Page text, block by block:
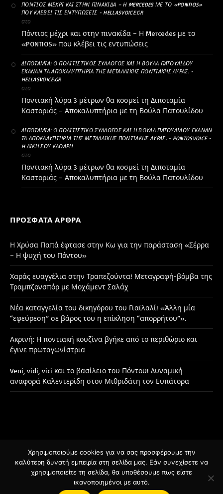
ΠΌΝΤΙΟΣ ΜΈΧΡΙ ΚΑΙ ΣΤΗΝ ΠΙΝΑΚΊΔΑ – Η MERCEDES ΜΕ ΤΟ «PONTIOS»
ΠΟΥ ΚΛΈΒΕΙ ΤΙΣ ΕΝΤΥΠΏΣΕΙΣ - HELLASVOICE.GR
στο
Πόντιος μέχρι και στην πινακίδα – Η Mercedes με το
«PONTIOS» που κλέβει τις εντυπώσεις
ΔΙΠΟΤΑΜΊΑ: Ο ΠΟΛΙΤΙΣΤΙΚΌΣ ΣΎΛΛΟΓΟΣ ΚΑΙ Η ΒΟΎΛΑ ΠΑΤΟΥΛΊΔΟΥ
ΈΚΑΝΑΝ ΤΑ ΑΠΟΚΑΛΥΠΤΉΡΙΑ ΤΗΣ ΜΕΤΑΛΛΙΚΉΣ ΠΟΝΤΙΑΚΉΣ ΛΎΡΑΣ. -
HELLASVOICE.GR
στο
Ποντιακή λύρα 3 μέτρων θα κοσμεί τη Διποταμία
Καστοριάς – Αποκαλυπτήρια με τη Βούλα Πατουλίδου
ΔΙΠΟΤΑΜΊΑ: Ο ΠΟΛΙΤΙΣΤΙΚΌ ΣΎΛΛΟΓΟΣ ΚΑΙ Η ΒΟΎΛΑ ΠΑΤΟΥΛΊΔΟΥ ΈΚΑΝΑΝ
ΤΑ ΑΠΟΚΑΛΥΠΤΉΡΙΑ ΤΗΣ ΜΕΤΑΛΛΙΚΉΣ ΠΟΝΤΙΑΚΉΣ ΛΎΡΑΣ. - PONTOSVOICE -
H ΔΙΚΉ ΣΟΥ ΚΑΘΑΡΗ
στο
Ποντιακή λύρα 3 μέτρων θα κοσμεί τη Διποταμία
Καστοριάς – Αποκαλυπτήρια με τη Βούλα Πατουλίδου
ΠΡΌΣΦΑΤΑ ΆΡΘΡΑ
Η Χρύσα Παπά έφτασε στην Κω για την παράσταση «Σέρρα
– Η ψυχή του Πόντου»
Χαράς ευαγγέλια στην Τραπεζούντα! Μεταγραφή-βόμβα της
Τραμπζονσπόρ με Μοχάμεντ Σαλάχ
Νέα καταγγελία του δικηγόρου του Γιαϊλαλί! «Άλλη μία
“εφεύρεση” σε βάρος του η επίκληση “απορρήτου”».
Ακρινή: Η ποντιακή κουζίνα βγήκε από το περιθώριο και
έγινε πρωταγωνίστρια
Veni, vidi, vici και το βασίλειο του Πόντου! Δυναμική
αναφορά Καλεντερίδη στον Μιθριδάτη τον Ευπάτορα
FacebookInstagram
© 2026 Designed by BSee.gr
Χρησιμοποιούμε cookies για να σας προσφέρουμε την
καλύτερη δυνατή εμπειρία στη σελίδα μας. Εάν συνεχίσετε να
χρησιμοποιείτε τη σελίδα, θα υποθέσουμε πως είστε
ικανοποιημένοι με αυτό.